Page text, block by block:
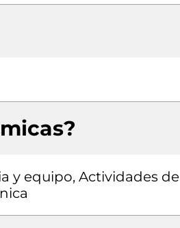
y equipo, Actividades de